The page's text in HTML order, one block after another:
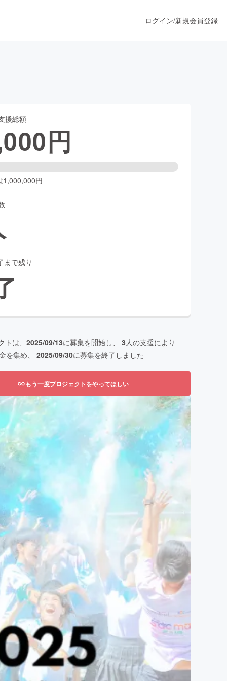
ファッション
ログイン/新規会員登録
援総額
円
1,000,000円
まで残り
は、 2025/09/13に募集を開始し、 3人の支援により
を集め、 2025/09/30に募集を終了しました
もう一度プロジェクトをやってほしい